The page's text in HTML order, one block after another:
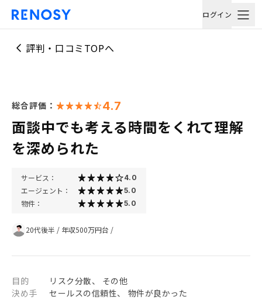
ログイン
評判・口コミTOPへ
総合評価： 4.7
面談中でも考える時間をくれて理解
を深められた
サービス： 4.0
エージェント： 5.0
物件： 5.0
20代後半 / 年収500万円台 /
目的
リスク分散、 その他
決め手
セールスの信頼性、 物件が良かった